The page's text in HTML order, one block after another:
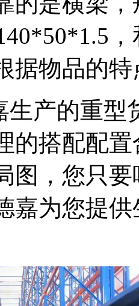
据物品的
生产的重型
的搭配配
图，您只
嘉为您提